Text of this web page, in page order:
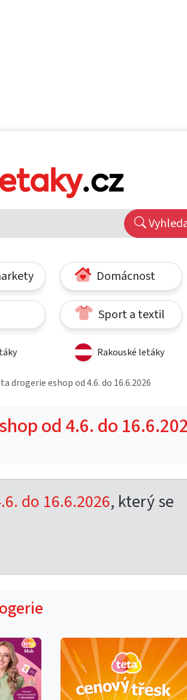
Domácnost
Sport a textil
Rakouské letáky
drogerie eshop od 4.6. do 16.6.2026
od 4.6. do
do 16.6.2026, který se